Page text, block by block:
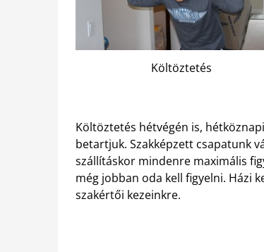
Költöztetés
Költöztetés hétvégén is,
betartjuk. Szakképzett csapatunk
szállításkor mindenre maximális
még jobban oda kell figyelni. Házi
szakértői kezeinkre.